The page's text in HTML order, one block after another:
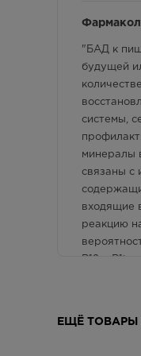
"БАД к
будущей
системы,
минералы
связаны с
входящие
реакцию
ЕЩЁ ТОВАРЫ